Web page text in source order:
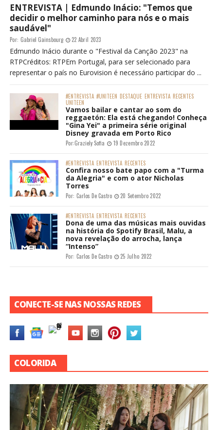
ENTREVISTA | Edmundo Inácio: "Temos que
decidir o melhor caminho para nós e o mais
saudável"
Por: Gabriel Gainsbourg 22 Abril 2023
Edmundo Inácio durante o "Festival da Canção 2023" na
RTPCréditos: RTPEm Portugal, para ser selecionado para
representar o país no Eurovision é necessário participar do ...
#ENTREVISTA #UNITEEN DESTAQUE ENTREVISTA RECENTES
UNITEEN
Vamos bailar e cantar ao som do
reggaetón: Ela está chegando! Conheça
"Gina Yei" a primeira série original
Disney gravada em Porto Rico
Por:Graziely Sofia 19 Dezembro 2022
#ENTREVISTA ENTREVISTA RECENTES
Confira nosso bate papo com a "Turma
da Alegria" e com o ator Nicholas
Torres
Por: Carlos De Castro 20 Setembro 2022
#ENTREVISTA ENTREVISTA RECENTES
Dona de uma das músicas mais ouvidas
na história do Spotify Brasil, Malu, a
nova revelação do arrocha, lança
“Intenso”
Por: Carlos De Castro 25 Julho 2022
CONECTE-SE NAS NOSSAS REDES
COLORIDA